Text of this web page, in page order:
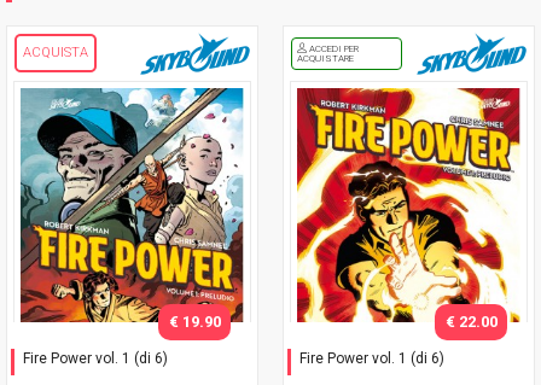
ACQUISTA
Fire Power vol. 1 (di 6)
€ 19.90
ACCEDI PER
ACQUISTARE
Fire Power vol. 1 (di 6)
€ 22.00